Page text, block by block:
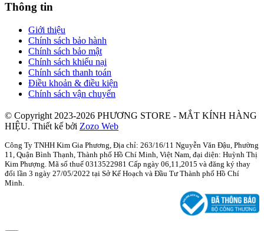
Thông tin
Giới thiệu
Chính sách bảo hành
Chính sách bảo mật
Chính sách khiếu nại
Chính sách thanh toán
Điều khoản & điều kiện
Chính sách vận chuyển
© Copyright 2023-2026 PHƯƠNG STORE - MẮT KÍNH HÀNG
HIỆU. Thiết kế bởi Zozo Web
Công Ty TNHH Kim Gia Phương, Địa chỉ: 263/16/11 Nguyễn Văn Đậu, Phường
11, Quận Bình Thạnh, Thành phố Hồ Chí Minh, Việt Nam, đại diện: Huỳnh Thị
Kim Phượng. Mã số thuế 0313522981 Cấp ngày 06,11,2015 và đăng ký thay
đổi lần 3 ngày 27/05/2022 tại Sở Kế Hoạch và Đầu Tư Thành phố Hồ Chí
Minh.